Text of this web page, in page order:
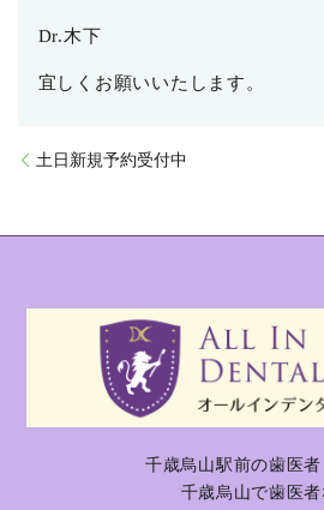
Dr.木下
宜しくお願いいたします。
土日新規予約受付中
千歳烏山駅前の歯医者
千歳烏山で歯医者